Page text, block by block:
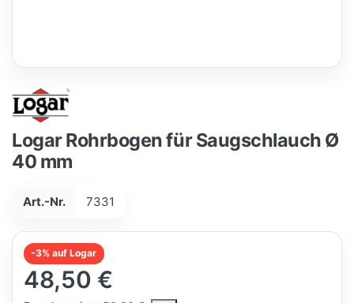
Logar Rohrbogen für Saugschlauch Ø
40 mm
Art.-Nr. 7331
-3% auf Logar
48,50 €